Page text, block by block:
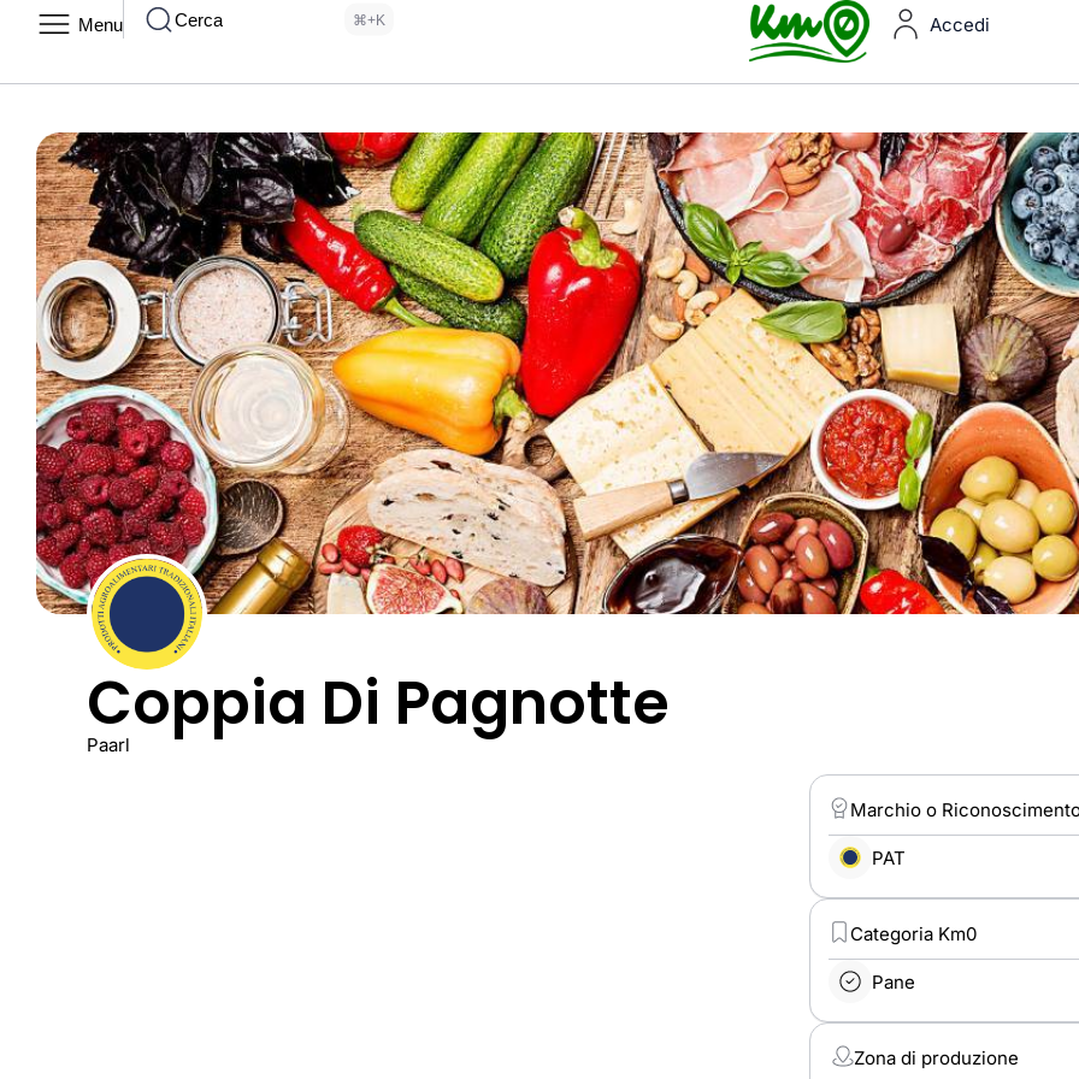
Menu Cerca ⌘+K Accedi
Coppia Di Pagnotte
Paarl
Marchio o
PAT
Categoria Km0
Pane
Zona di produzione